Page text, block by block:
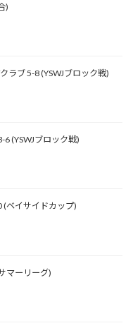
)
ラブ 5-8 (YSWJブロック戦)
6 (YSWJブロック戦)
(ベイサイドカップ)
マーリーグ)